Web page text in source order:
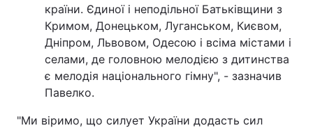
країни. Єдиної і неподільної Батьківщини з
Кримом, Донецьком, Луганськом, Києвом,
Дніпром, Львовом, Одесою і всіма містами і
селами, де головною мелодією з дитинства
є мелодія національного гімну", - зазначив
Павелко.
"Ми віримо, що силует України додасть сил